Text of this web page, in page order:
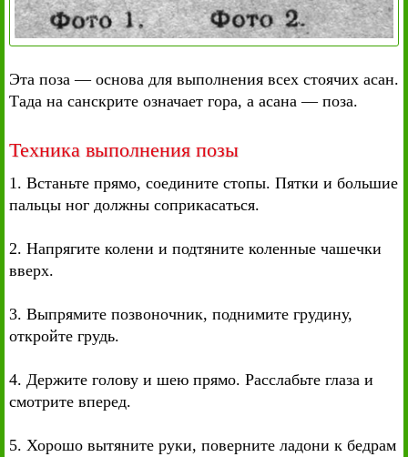
Эта поза — основа для выполнения всех стоячих асан.
Тада на санскрите означает гора, а асана — поза.
Техника выполнения позы
1. Встаньте прямо, соедините стопы. Пятки и большие
пальцы ног должны соприкасаться.
2. Напрягите колени и подтяните коленные чашечки
вверх.
3. Выпрямите позвоночник, поднимите грудину,
откройте грудь.
4. Держите голову и шею прямо. Расслабьте глаза и
смотрите вперед.
5. Хорошо вытяните руки, поверните ладони к бедрам